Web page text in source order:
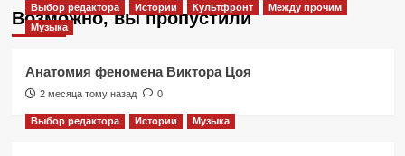
Возможно, вы пропустили
Выбор редактора Истории Культфронт
Между прочим
Музыка
Анатомия феномена Виктора Цоя
2 месяца тому назад 0
Выбор редактора Истории Музыка